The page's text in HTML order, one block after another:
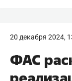
20 декабря 2024,
ФАС